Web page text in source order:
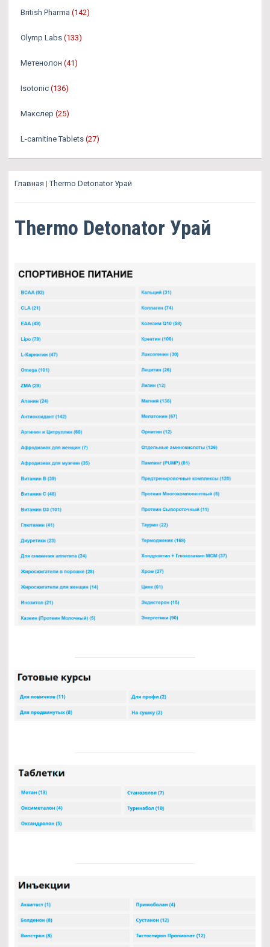
British Pharma (142)
Olymp Labs (133)
Метенолон (41)
Isotonic (136)
Макслер (25)
L-carnitine Tablets (27)
Главная |Thermo Detonator Урай
Thermo Detonator Урай